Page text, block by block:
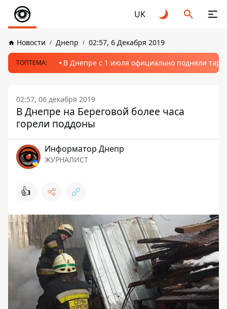
UK
Новости Днепр 02:57, 6 Декабря 2019
ТОПТЕМА: В Днепре с 1 июля официально подняли
02:57, 06 декабря 2019
В Днепре на Береговой более часа
горели поддоны
Информатор Днепр
ЖУРНАЛИСТ
👍